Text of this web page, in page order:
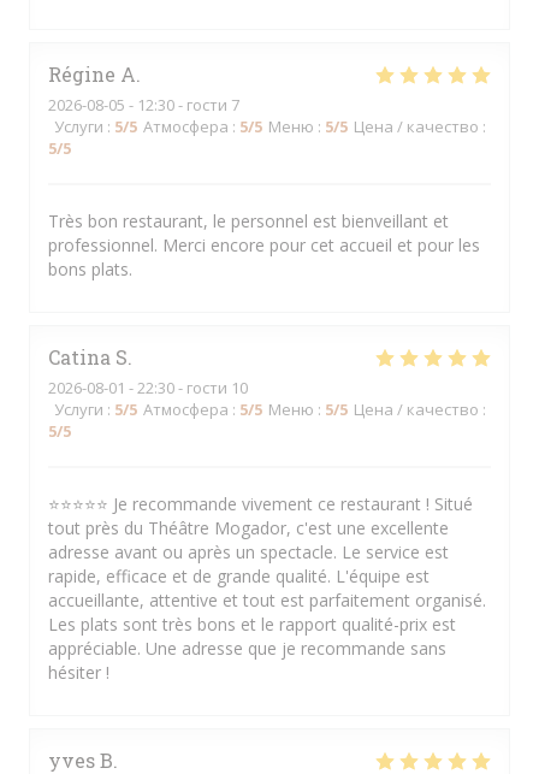
Régine A
2026-08-05 - 12:30 - гости 7
Услуги : 5/5 Атмосфера : 5/5 Меню : 5/5 Цена / качество :
5/5
Très bon restaurant, le personnel est bienveillant et
professionnel. Merci encore pour cet accueil et pour les
bons plats.
Catina S
2026-08-01 - 22:30 - гости 10
Услуги : 5/5 Атмосфера : 5/5 Меню : 5/5 Цена / качество :
5/5
⭐⭐⭐⭐⭐ Je recommande vivement ce restaurant ! Situé
tout près du Théâtre Mogador, c'est une excellente
adresse avant ou après un spectacle. Le service est
rapide, efficace et de grande qualité. L'équipe est
accueillante, attentive et tout est parfaitement organisé.
Les plats sont très bons et le rapport qualité-prix est
appréciable. Une adresse que je recommande sans
hésiter !
yvesB